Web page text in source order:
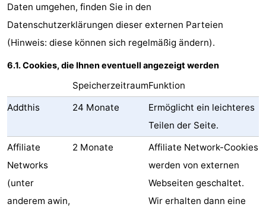
Daten umgehen, finden Sie in den
Datenschutzerklärungen dieser externen Parteien
(Hinweis: diese können sich regelmäßig ändern).
6.1. Cookies, die Ihnen eventuell angezeigt werden
SpeicherzeitraumFunktion
Addthis
24 Monate
Ermöglicht ein leichteres
Teilen der Seite.
Affiliate
Networks
(unter
anderem awin,
2 Monate
Affiliate Network-Cookies
werden von externen
Webseiten geschaltet.
Wir erhalten dann eine